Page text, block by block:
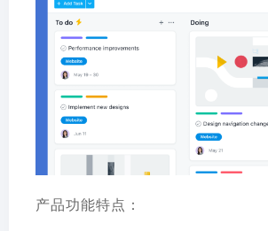
产品功能特点：